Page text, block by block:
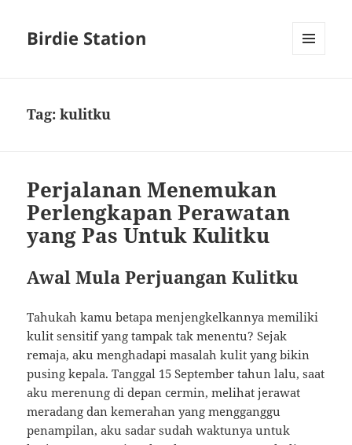
Birdie Station
Tag:kulitku
Perjalanan Menemukan
Perlengkapan Perawatan
yang Pas Untuk Kulitku
Awal Mula Perjuangan Kulitku
Tahukah kamu betapa menjengkelkannya memiliki
kulit sensitif yang tampak tak menentu? Sejak
remaja, aku menghadapi masalah kulit yang bikin
pusing kepala. Tanggal 15 September tahun lalu, saat
aku merenung di depan cermin, melihat jerawat
meradang dan kemerahan yang mengganggu
penampilan, aku sadar sudah waktunya untuk